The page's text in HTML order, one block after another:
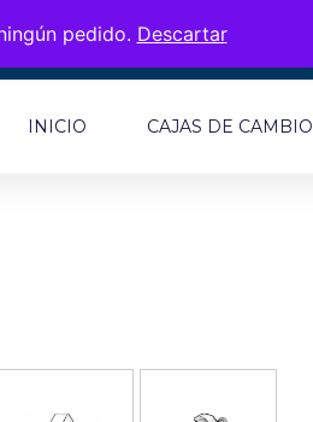
pedido. Descartar
INICIO CAJAS DE CAMBIO